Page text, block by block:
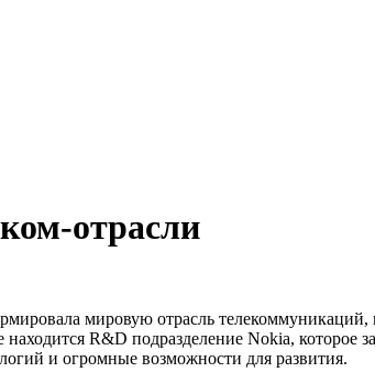
отрасли
мировую отрасль телекоммуникаций,
R&D подразделение Nokia, которое
и огромные возможности для развития.